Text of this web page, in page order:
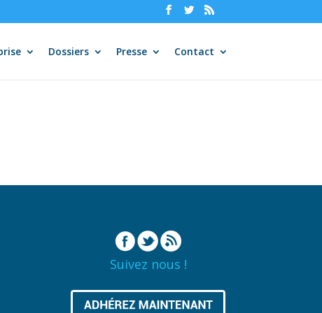
Dossiers Presse Contact
Suivez nous !